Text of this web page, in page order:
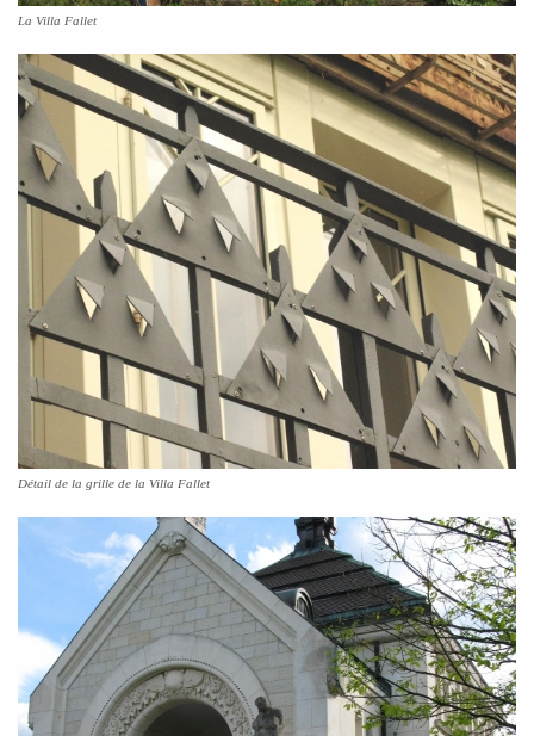
La Villa Fallet
Détail de la grille de la Villa Fallet